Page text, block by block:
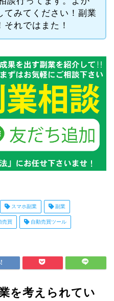
てみてください！副業
れではまた！
スマホ副業 副業
売買 自動売買ツール
を考えられてい